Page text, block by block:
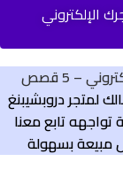
الإلكتروني
كيف تحصل علي اول مبيعة علي متجرك الالكتروني – 5 قصص
لمتجر دروبشيبنغ
تابع معنا
مبيعة بسهولة